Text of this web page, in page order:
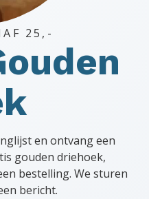
25,-
en ontvang een
gouden driehoek,
bestelling. We sturen
bericht.